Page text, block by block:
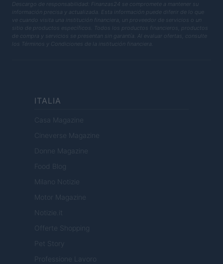
Descargo de responsabilidad: Finanzas24 se compromete a mantener su
información precisa y actualizada. Esta información puede diferir de lo que
ve cuando visita una institución financiera, un proveedor de servicios o un
sitio de productos específicos. Todos los productos financieros, productos
de compra y servicios se presentan sin garantía. Al evaluar ofertas, consulte
los Términos y Condiciones de la institución financiera.
ITALIA
Casa Magazine
Cineverse Magazine
Donne Magazine
Food Blog
Milano Notizie
Motor Magazine
Notizie.it
Offerte Shopping
Pet Story
Professione Lavoro